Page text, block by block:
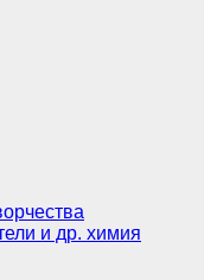
и др. химия